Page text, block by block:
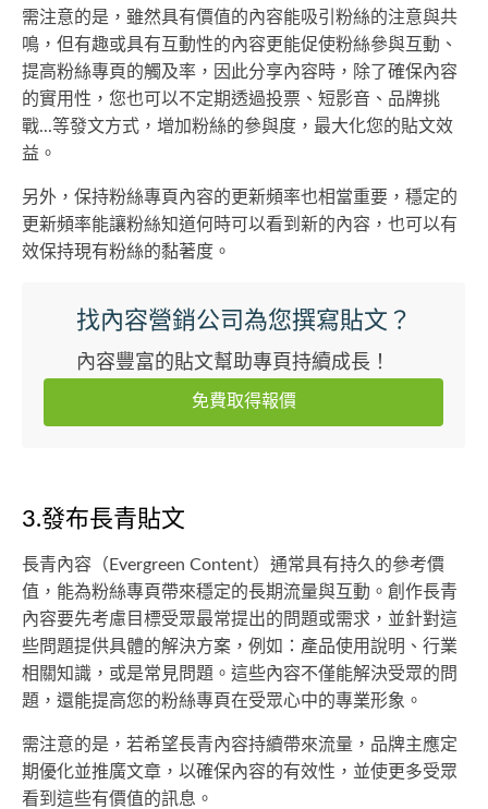
需注意的是，雖然具有價值的內容能吸引粉絲的注意與共
鳴，但有趣或具有互動性的內容更能促使粉絲參與互動、
提高粉絲專頁的觸及率，因此分享內容時，除了確保內容
的實用性，您也可以不定期透過投票、短影音、品牌挑
戰...等發文方式，增加粉絲的參與度，最大化您的貼文效
益。
另外，保持粉絲專頁內容的更新頻率也相當重要，穩定的
更新頻率能讓粉絲知道何時可以看到新的內容，也可以有
效保持現有粉絲的黏著度。
找內容營銷公司為您撰寫貼文？
內容豐富的貼文幫助專頁持續成長！
免費取得報價
3.發布長青貼文
長青內容（Evergreen Content）通常具有持久的參考價
值，能為粉絲專頁帶來穩定的長期流量與互動。創作長青
內容要先考慮目標受眾最常提出的問題或需求，並針對這
些問題提供具體的解決方案，例如：產品使用說明、行業
相關知識，或是常見問題。這些內容不僅能解決受眾的問
題，還能提高您的粉絲專頁在受眾心中的專業形象。
需注意的是，若希望長青內容持續帶來流量，品牌主應定
期優化並推廣文章，以確保內容的有效性，並使更多受眾
看到這些有價值的訊息。